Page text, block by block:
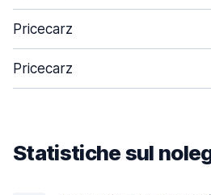
Pricecarz
Pricecarz
Statistiche sul